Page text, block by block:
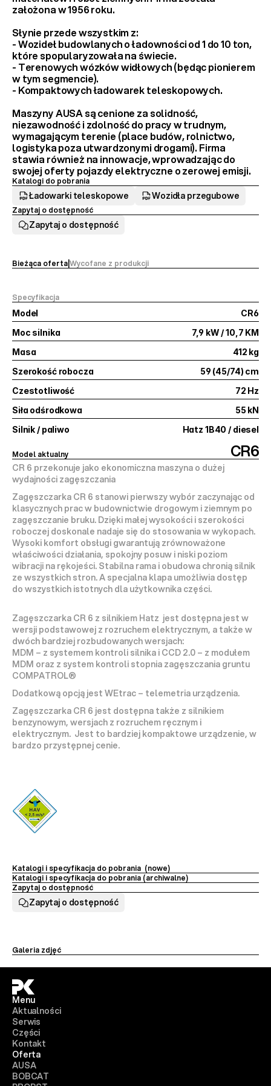
założona w 1956 roku.
Słynie przede wszystkim z:
- Wozideł budowlanych o ładowności od 1 do 10 ton,
które spopularyzowała na świecie.
- Terenowych wózków widłowych (będąc pionierem
w tym segmencie).
- Kompaktowych ładowarek teleskopowych.
Maszyny AUSA są cenione za solidność,
niezawodność i zdolność do pracy w trudnym,
wymagającym terenie (place budów, rolnictwo,
logistyka poza utwardzonymi drogami). Firma
stawia również na innowacje, wprowadzając do
swojej oferty pojazdy elektryczne o zerowej emisji.
Katalogi do pobrania
Ładowarki teleskopowe Wozidła przegubowe
Zapytaj o dostępność
Zapytaj o dostępność
Bieżąca ofertaWycofane z produkcji
Model
CR6
Moc silnika
7,9 kW / 10,7 KM
Masa
412 kg
Szerokość robocza
59 (45/74) cm
Czestotliwość
72 Hz
Siła odśrodkowa
55 kN
Silnik / paliwo
Hatz 1B40 / diesel
Specyfikacja
CR6
Model aktualny
CR 6 przekonuje jako ekonomiczna maszyna o dużej
wydajności zagęszczania
Zagęszczarka CR 6 stanowi pierwszy wybór zaczynając od
klasycznych prac w budownictwie drogowym i ziemnym po
zagęszczanie bruku. Dzięki małej wysokości i szerokości
roboczej doskonale nadaje się do stosowania w wykopach.
Wysoki komfort obsługi gwarantują zrównoważone
właściwości działania, spokojny posuw i niski poziom
wibracji na rękojeści. Stabilna rama i obudowa chronią silnik
ze wszystkich stron. A specjalna klapa umożliwia dostęp
do wszystkich istotnych dla użytkownika części.
Zagęszczarka CR 6 z silnikiem Hatz  jest dostępna jest w
wersji podstawowej z rozruchem elektrycznym, a także w
dwóch bardziej rozbudowanych wersjach:
MDM – z systemem kontroli silnika i CCD 2.0 – z modułem
MDM oraz z system kontroli stopnia zagęszczania gruntu
COMPATROL®
Dodatkową opcją jest WEtrac – telemetria urządzenia.
Zagęszczarka CR 6 jest dostępna także z silnikiem
benzynowym, wersjach z rozruchem ręcznym i
elektrycznym.  Jest to bardziej kompaktowe urządzenie, w
bardzo przystępnej cenie.
Katalogi i specyfikacja do pobrania  (nowe)
Katalogi i specyfikacja do pobrania (archiwalne)
Zapytaj o dostępność
Zapytaj o dostępność
Galeria zdjęć
Menu
Aktualności
Serwis
Części
Kontakt
Oferta
AUSA
BOBCAT